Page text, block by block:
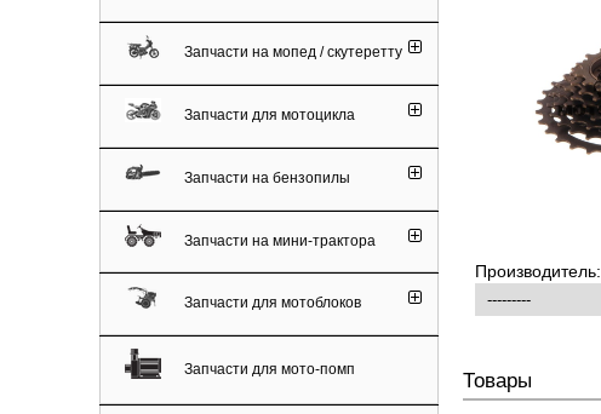
Производитель:
Товары
Запчасти на мопед / скутеретту
Запчасти для мотоцикла
Запчасти на бензопилы
Запчасти на мини-трактора
Запчасти для мотоблоков
Запчасти для мото-помп